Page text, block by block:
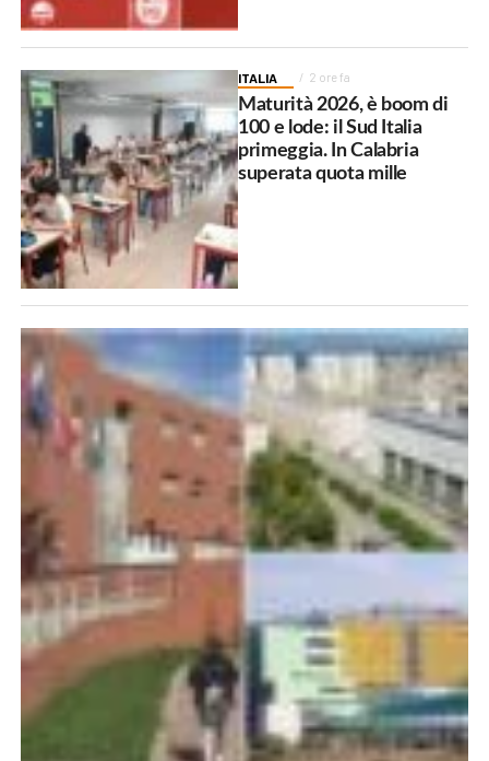
ITALIA 2 ore fa
Maturità 2026, è boom di
100 e lode: il Sud Italia
primeggia. In Calabria
superata quota mille